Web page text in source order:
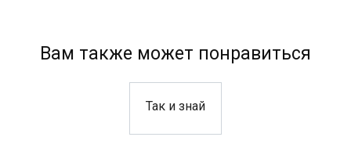
Вам также может понравиться
Так и знай